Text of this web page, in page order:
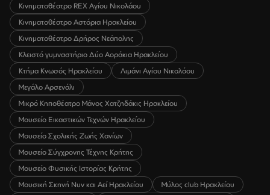
Κινηματοθέατρο REX Αγίου Νικολάου
Κινηματοθέατρο Αστόρια Ηρακλείου
Κινηματοθέατρο Δρήρος Νεάπολης
Κλειστό γυμναστήριο Δύο Αοράκια Ηρακλείου
Κτήμα Κνωσός Ηρακλείου
Λιμάνι Αγίου Νικολάου
Μεγάλο Αρσενάλι
Μικρό Κηποθέατρο Μάνος Χατζηδάκις Ηρακλείου
Μουσείο Εικαστικών Τεχνών Ηρακλείου
Μουσείο Σχολικής Ζωής Χανίων
Μουσείο Σύγχρονης Τέχνης Κρήτης
Μουσείο Φυσικής Ιστορίας Κρήτης
Μουσική Σκηνή Νυν και Αεί Ηρακλείου
Μύλος club Ηρακλείου